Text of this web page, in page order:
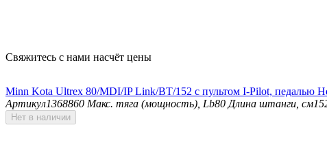
Свяжитесь с нами насчёт цены
Minn Kota Ultrex 80/MDI/IP Link/BT/152 с пультом I-Pilot, педалью
Артикул1368860 Макс. тяга (мощность), Lb80 Длина штанги, см
Нет в наличии